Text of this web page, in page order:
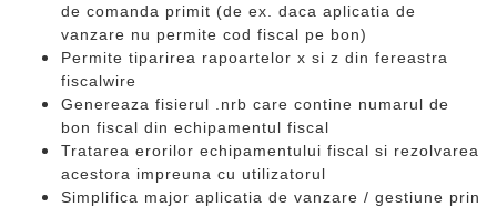
de comanda primit (de ex. daca aplicatia de
vanzare nu permite cod fiscal pe bon)
Permite tiparirea rapoartelor x si z din fereastra
fiscalwire
Genereaza fisierul .nrb care contine numarul de
bon fiscal din echipamentul fiscal
Tratarea erorilor echipamentului fiscal si rezolvarea
acestora impreuna cu utilizatorul
Simplifica major aplicatia de vanzare / gestiune prin